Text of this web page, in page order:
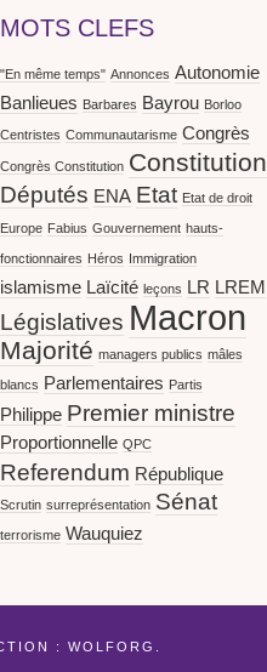
MOTS CLEFS
"En même temps" Annonces Autonomie
Banlieues Barbares Bayrou Borloo
Centristes Communautarisme Congrès
Congrès Constitution Constitution
Députés ENA Etat Etat de droit
Europe Fabius Gouvernement hauts-
fonctionnaires Héros Immigration
islamisme Laïcité leçons LR LREM
Législatives Macron
Majorité managers publics mâles
blancs Parlementaires Partis
Philippe Premier ministre
Proportionnelle QPC
Referendum République
Scrutin surreprésentation Sénat
terrorisme Wauquiez
: WOLFORG